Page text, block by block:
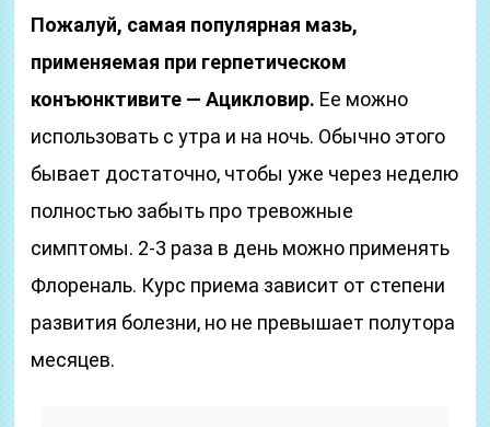
Пожалуй, самая популярная мазь,
применяемая при герпетическом
конъюнктивите — Ацикловир. Ее можно
использовать с утра и на ночь. Обычно этого
бывает достаточно, чтобы уже через неделю
полностью забыть про тревожные
симптомы. 2-3 раза в день можно применять
Флореналь. Курс приема зависит от степени
развития болезни, но не превышает полутора
месяцев.